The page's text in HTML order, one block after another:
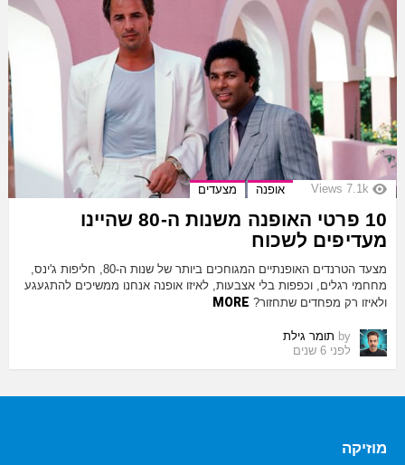
7.1k
Views אופנה מצעדים
10 פרטי האופנה משנות ה-80 שהיינו
מעדיפים לשכוח
מצעד הטרנדים האופנתיים המגוחכים ביותר של שנות ה-80, חליפות ג'ינס,
מחחמי רגלים, וכפפות בלי אצבעות, לאיזו אופנה אנחנו ממשיכים להתגעגע
ולאיזו רק מפחדים שתחזור? MORE
by תומר גילת
לפני 6 שנים
מוזיקה